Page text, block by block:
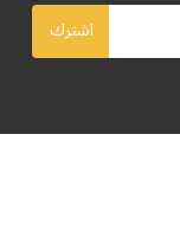
اشترك